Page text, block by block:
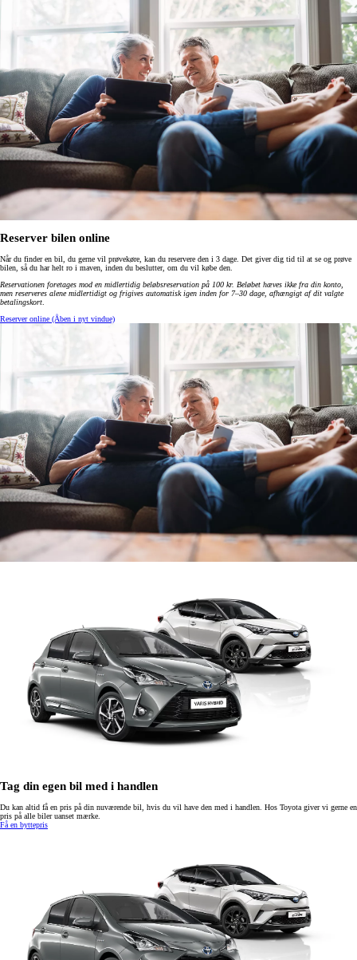
Reserver bilen online
Når du finder en bil, du gerne vil prøvekøre, kan du reservere den i 3 dage. Det giver dig tid til at se og prøve
bilen, så du har helt ro i maven, inden du beslutter, om du vil købe den.
Reservationen foretages mod en midlertidig beløbsreservation på 100 kr. Beløbet hæves ikke fra din konto,
men reserveres alene midlertidigt og frigives automatisk igen inden for 7–30 dage, afhængigt af dit valgte
betalingskort.
Reserver online (Åben i nyt vindue)
Tag din egen bil med i handlen
Du kan altid få en pris på din nuværende bil, hvis du vil have den med i handlen. Hos Toyota giver vi gerne en
pris på alle biler uanset mærke.
Få en byttepris